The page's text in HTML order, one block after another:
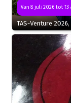
Van 8 juli 2026 tot 13
TAS-Venture